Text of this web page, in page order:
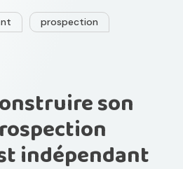
prospection
son
indépendant